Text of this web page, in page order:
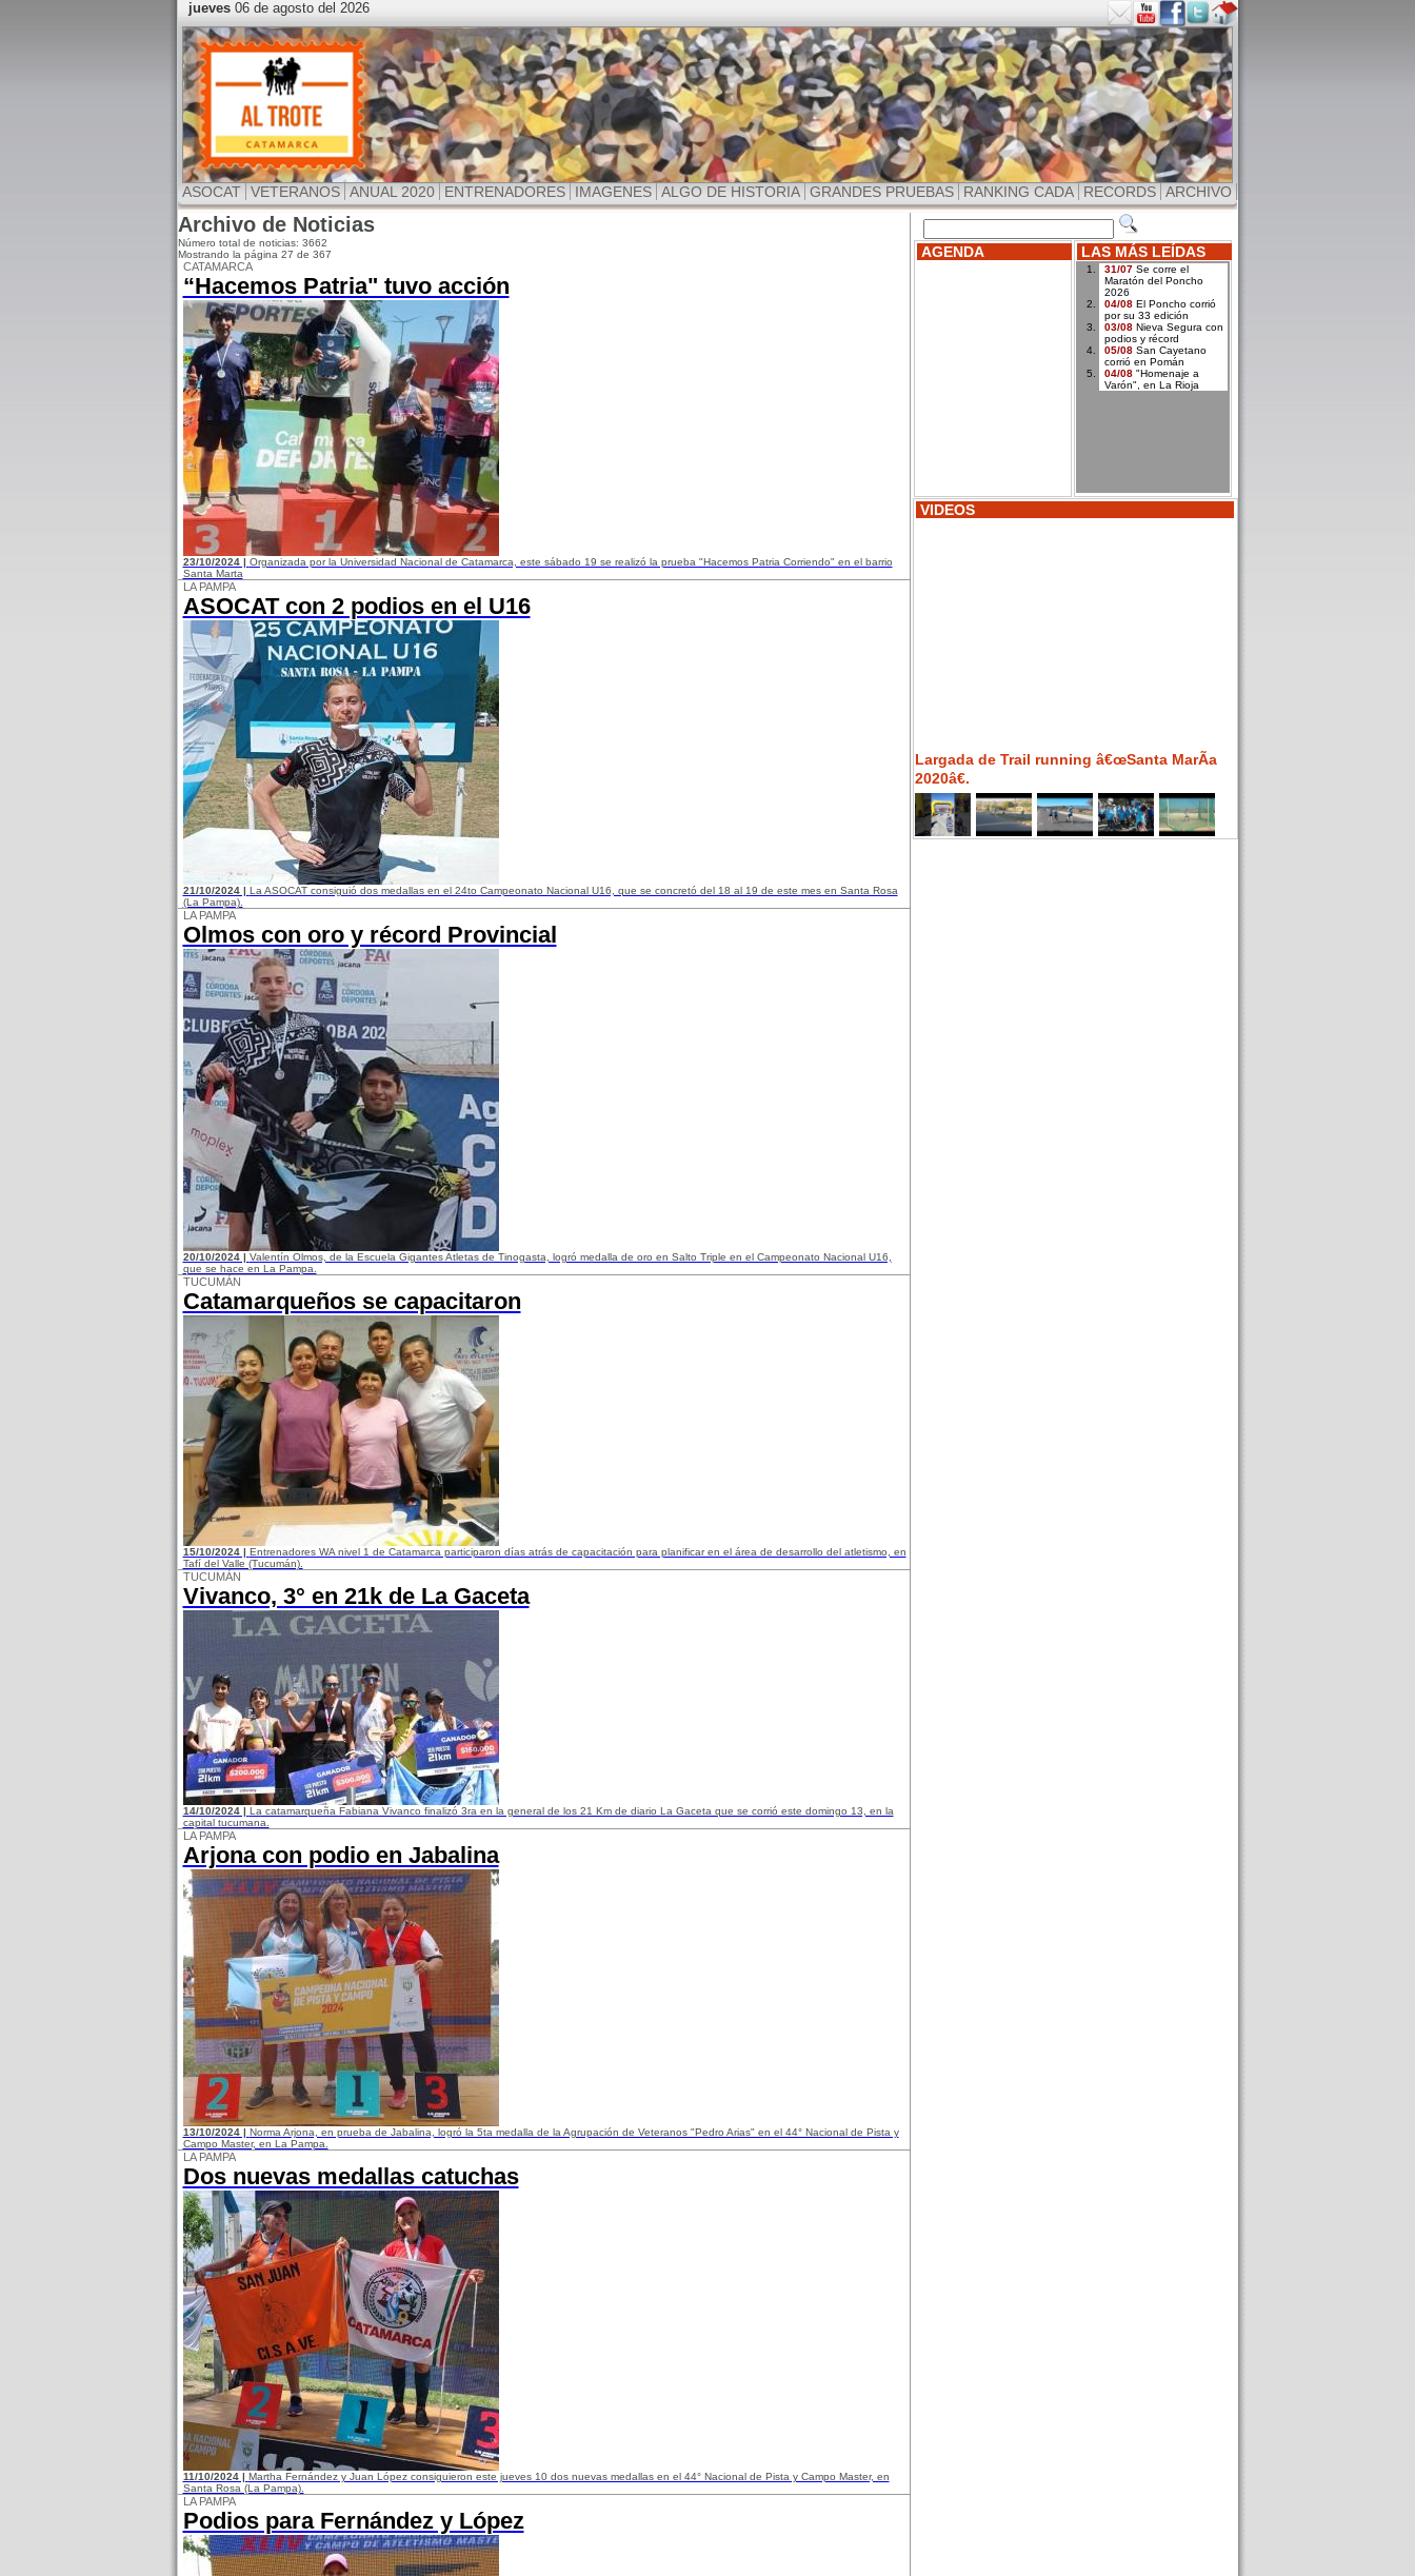
jueves06 de agosto del 2026
ASOCAT VETERANOS ANUAL 2020 ENTRENADORES IMAGENES ALGO DE HISTORIA GRANDES PRUEBAS RANKING CADA RECORDS ARCHIVO
Archivo de Noticias
Número total de noticias: 3662
Mostrando la página 27 de 367
CATAMARCA
“Hacemos Patria" tuvo acción
23/10/2024 | Organizada por la Universidad Nacional de Catamarca, este sábado 19 se realizó la prueba "Hacemos Patria Corriendo" en el barrio
Santa Marta
LA PAMPA
ASOCAT con 2 podios en el U16
21/10/2024 | La ASOCAT consiguió dos medallas en el 24to Campeonato Nacional U16, que se concretó del 18 al 19 de este mes en Santa Rosa
(La Pampa).
LA PAMPA
Olmos con oro y récord Provincial
20/10/2024 | Valentín Olmos, de la Escuela Gigantes Atletas de Tinogasta, logró medalla de oro en Salto Triple en el Campeonato Nacional U16,
que se hace en La Pampa.
TUCUMÁN
Catamarqueños se capacitaron
15/10/2024 | Entrenadores WA nivel 1 de Catamarca participaron días atrás de capacitación para planificar en el área de desarrollo del atletismo, en
Tafí del Valle (Tucumán).
TUCUMÁN
Vivanco, 3° en 21k de La Gaceta
14/10/2024 | La catamarqueña Fabiana Vivanco finalizó 3ra en la general de los 21 Km de diario La Gaceta que se corrió este domingo 13, en la
capital tucumana.
LA PAMPA
Arjona con podio en Jabalina
13/10/2024 | Norma Arjona, en prueba de Jabalina, logró la 5ta medalla de la Agrupación de Veteranos "Pedro Arias" en el 44° Nacional de Pista y
Campo Master, en La Pampa.
LA PAMPA
Dos nuevas medallas catuchas
11/10/2024 | Martha Fernández y Juan López consiguieron este jueves 10 dos nuevas medallas en el 44° Nacional de Pista y Campo Master, en
Santa Rosa (La Pampa).
LA PAMPA
Podios para Fernández y López
AGENDA LAS MÁS LEÍDAS
31/07 Se corre el
Maratón del Poncho
2026
04/08 El Poncho corrió
por su 33 edición
03/08 Nieva Segura con
podios y récord
05/08 San Cayetano
corrió en Pomán
04/08 "Homenaje a
Varón", en La Rioja
VIDEOS
Largada de Trail running â€œSanta MarÃ­a
2020â€.